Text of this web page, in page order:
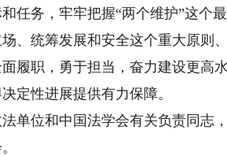
任务，牢牢把握“两个维护”这个
、统筹发展和安全这个重大原则
履职，勇于担当，奋力建设更高
定性进展提供有力保障。
位和中国法学会有关负责同志